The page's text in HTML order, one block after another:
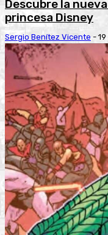
Descubre la
princesa Disney
Sergio Benítez Vicente -